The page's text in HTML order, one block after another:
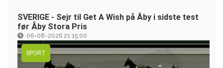
SVERIGE - Sejr til Get A Wish på Åby i sidste test
før Åby Stora Pris
06-08-2026 21:15:00
SPORT